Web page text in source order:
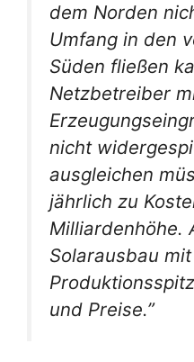
dem Norden
Umfang in den
Süden fließen
Netzbetreiber
nicht
ausgleichen
jährlich zu
Milliardenhöhe.
Solarausbau
und Preise.”